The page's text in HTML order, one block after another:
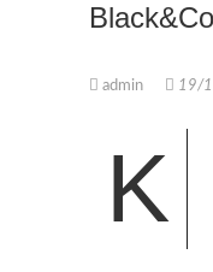
admin 19/
K